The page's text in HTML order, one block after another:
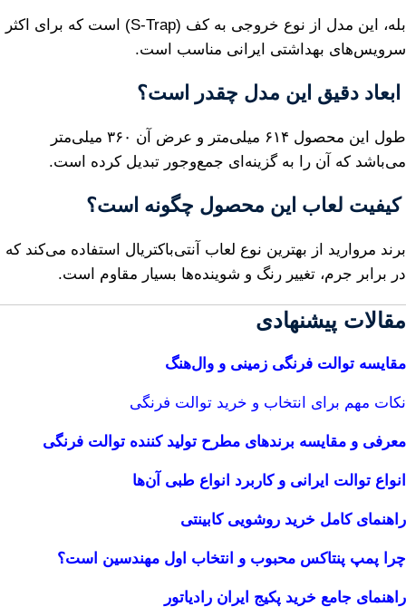
بله، این مدل از نوع خروجی به کف (S-Trap) است که برای اکثر
سرویس‌های بهداشتی ایرانی مناسب است.
ابعاد دقیق این مدل چقدر است؟
طول این محصول ۶۱۴ میلی‌متر و عرض آن ۳۶۰ میلی‌متر
می‌باشد که آن را به گزینه‌ای جمع‌وجور تبدیل کرده است.
کیفیت لعاب این محصول چگونه است؟
برند مروارید از بهترین نوع لعاب آنتی‌باکتریال استفاده می‌کند که
در برابر جرم، تغییر رنگ و شوینده‌ها بسیار مقاوم است.
مقالات پیشنهادی
مقایسه توالت فرنگی زمینی و وال‌هنگ
نکات مهم برای انتخاب و خرید توالت فرنگی
معرفی و مقایسه برندهای مطرح تولید کننده توالت فرنگی
انواع توالت ایرانی و کاربرد انواع طبی آن‌ها
راهنمای کامل خرید روشویی کابینتی
چرا پمپ پنتاکس محبوب و انتخاب اول مهندسین است؟
راهنمای جامع خرید پکیج ایران رادیاتور